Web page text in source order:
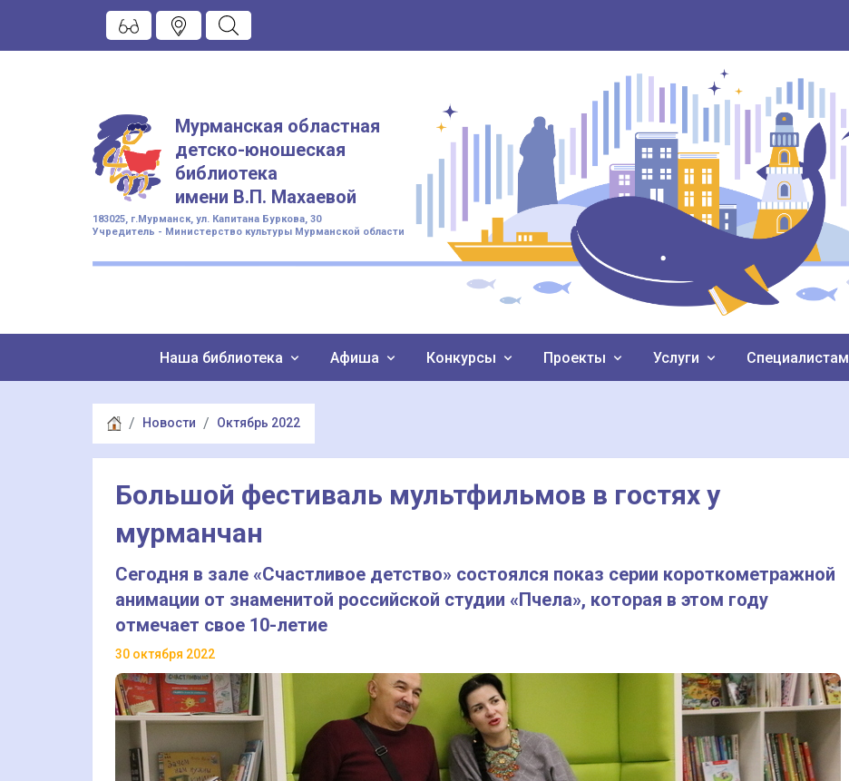
Мурманская областная
детско-юношеская
библиотека
имени В.П. Махаевой
183025, г.Мурманск, ул. Капитана Буркова, 30
Учредитель - Министерство культуры Мурманской области
Наша библиотека Афиша Конкурсы Проекты Услуги Специалистам
Новости Октябрь 2022
Большой фестиваль мультфильмов в гостях у
мурманчан
Сегодня в зале «Счастливое детство» состоялся показ серии короткометражной
анимации от знаменитой российской студии «Пчела», которая в этом году
отмечает свое 10-летие
30 октября 2022